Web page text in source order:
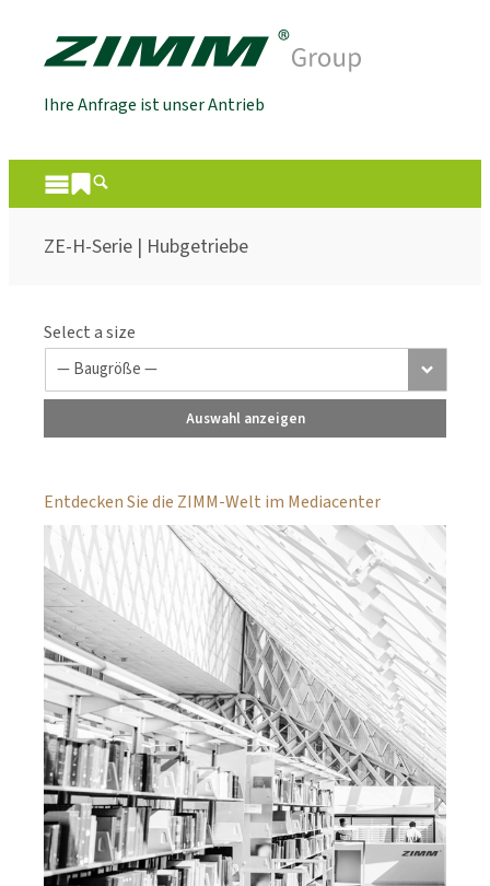
Ihre Anfrage ist unser Antrieb
ZE-H-Serie | Hubgetriebe
Select a size
Auswahl anzeigen
Entdecken Sie die ZIMM-Welt im Mediacenter